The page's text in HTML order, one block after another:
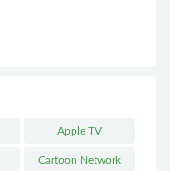
Apple TV
Cartoon Network